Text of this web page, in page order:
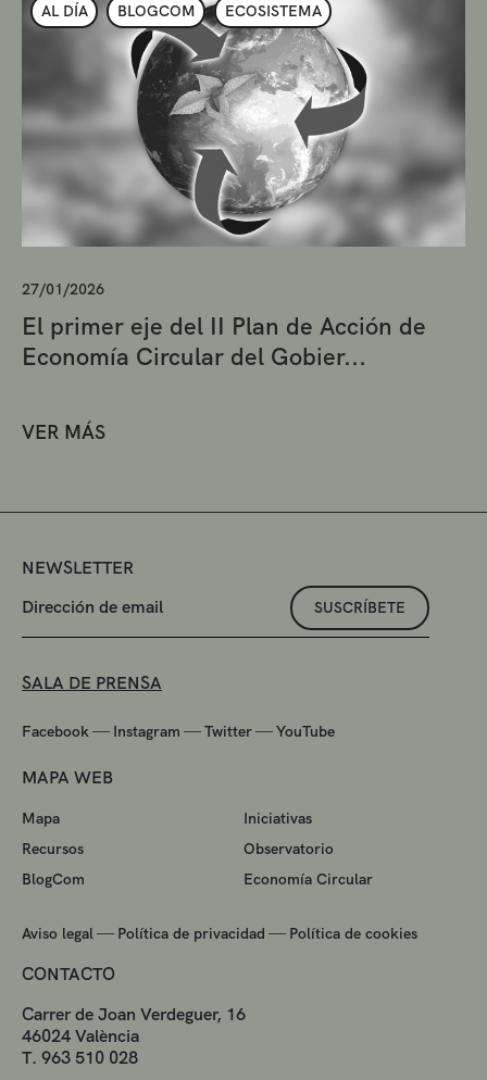
AL DÍA BLOGCOM ECOSISTEMA
27/01/2026
El primer eje del II Plan de Acción de
Economía Circular del Gobier...
VER MÁS
NEWSLETTER
SUSCRÍBETE
SALA DE PRENSA
Facebook — Instagram —Twitter—YouTube
MAPA WEB
Mapa
Iniciativas
Recursos
Observatorio
BlogCom
Economía Circular
Aviso legal — Política de privacidad — Política de cookies
CONTACTO
Carrer de Joan Verdeguer, 16
46024 València
T. 963 510 028